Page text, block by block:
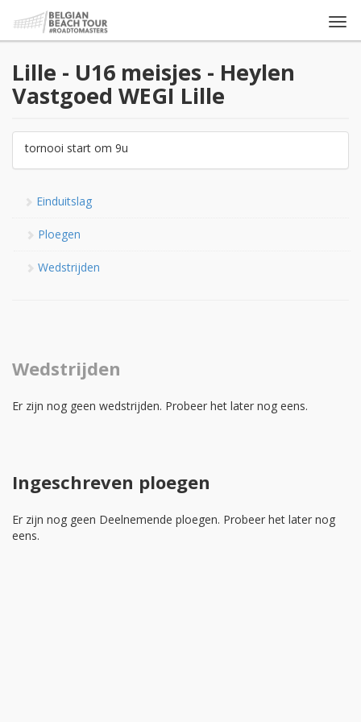
Lille - U16 meisjes - Heylen
Vastgoed WEGI Lille
tornooi start om 9u
Einduitslag
Ploegen
Wedstrijden
Wedstrijden
Er zijn nog geen wedstrijden. Probeer het later nog eens.
Ingeschreven ploegen
Er zijn nog geen Deelnemende ploegen. Probeer het later nog
eens.